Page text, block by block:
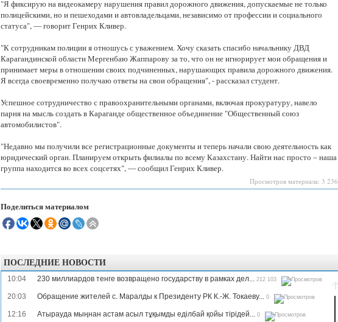
"Я фиксирую на видеокамеру нарушения правил дорожного движения, допускаемые не только
полицейскими, но и пешеходами и автовладельцами, независимо от профессии и социального
статуса", — говорит Генрих Кливер.
"К сотрудникам полиции я отношусь с уважением. Хочу сказать спасибо начальнику ДВД
Карагандинской области Мергенбаю Жаппарову за то, что он не игнорирует мои обращения и
принимает меры в отношении своих подчиненных, нарушающих правила дорожного движения.
Я всегда своевременно получаю ответы на свои обращения", - рассказал студент.
Успешное сотрудничество с правоохранительными органами, включая прокуратуру, навело
парня на мысль создать в Караганде общественное объединение "Общественный союз
автомобилистов".
"Недавно мы получили все регистрационные документы и теперь начали свою деятельность как
юридический орган. Планируем открыть филиалы по всему Казахстану. Найти нас просто – наша
группа находится во всех соцсетях", — сообщил Генрих Кливер.
Просмотров материала: 3 236
Поделиться материалом
ПОСЛЕДНИЕ НОВОСТИ
10:04 230 миллиардов тенге возвращено государству в рамках дел... 212 103
20:03 Обращение жителей с. Маралды к Президенту РК К.-Ж. Токаеву... 0
12:16 Атырауда мыңнан астам асыл тұқымды еділбай қойы тірідей... 0